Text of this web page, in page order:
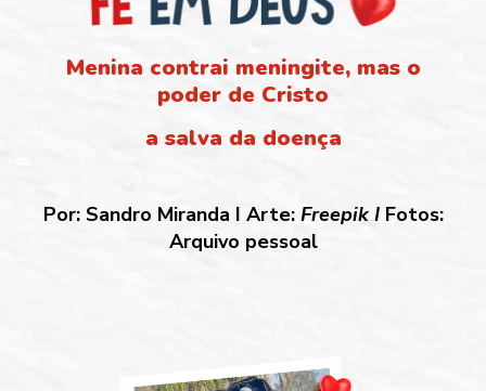
Menina contrai meningite, mas o
poder de Cristo
a salva da doença
Por: Sandro Miranda I Arte: Freepik I Fotos:
Arquivo pessoal